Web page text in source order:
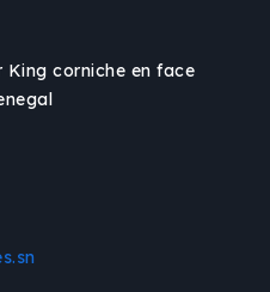
King corniche en face